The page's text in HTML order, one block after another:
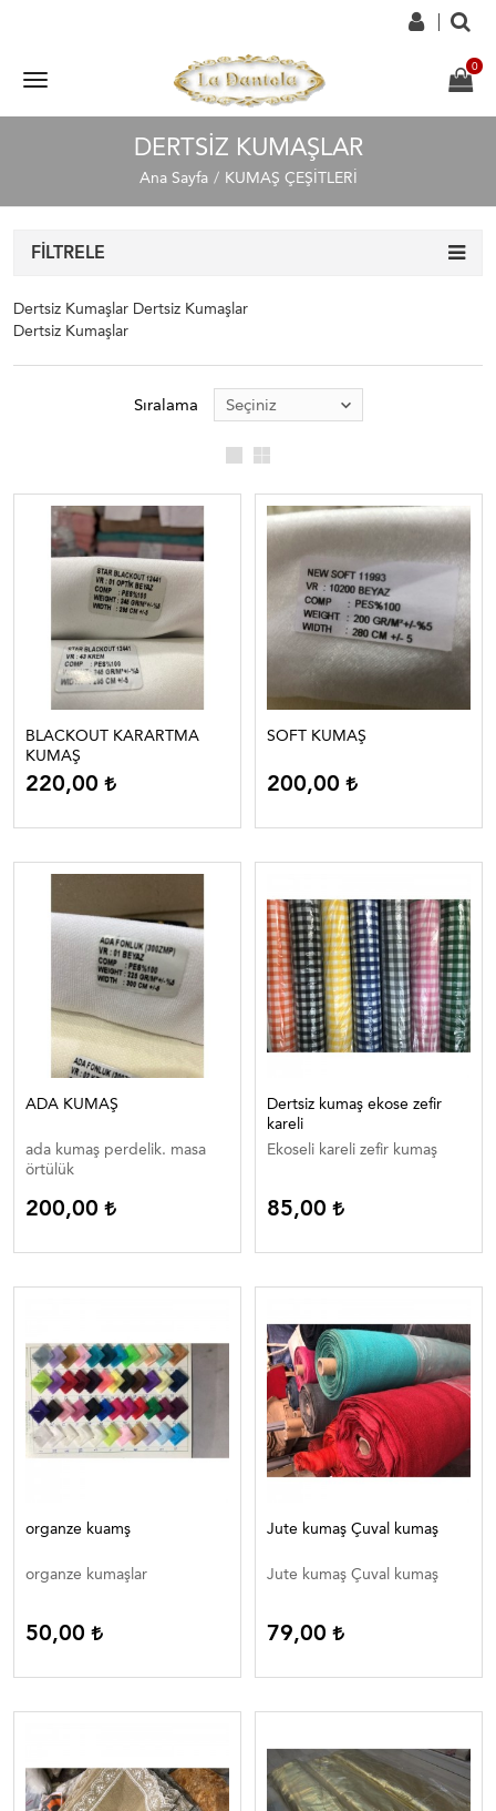
DERTSIZ KUMAŞLAR
Ana Sayfa KUMAŞ ÇEŞİTLERİ
FILTRELE
Dertsiz Kumaşlar Dertsiz Kumaşlar
Dertsiz Kumaşlar
Sıralama
BLACKOUT KARARTMA
KUMAŞ
220,00
SOFT KUMAŞ
200,00
ADA KUMAŞ
ada kumaş perdelik. masa
örtülük
200,00
Dertsiz kumaş ekose zefir
kareli
Ekoseli kareli zefir kumaş
85,00
organze kuamş
organze kumaşlar
50,00
Jute kumaş Çuval kumaş
Jute kumaş Çuval kumaş
79,00